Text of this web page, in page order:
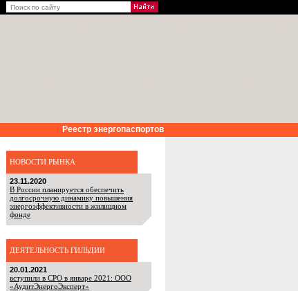
Реестр энергопаспортов
НОВОСТИ РЫНКА
23.11.2020
В России планируется обеспечить
долгосрочную динамику повышения
энергоэффективности в жилищном
фонде
ДЕЯТЕЛЬНОСТЬ ГИЛЬДИИ
20.01.2021
вступили в СРО в январе 2021: ООО
«АудитЭнергоЭксперт»